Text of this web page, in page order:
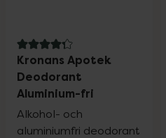
4.3 av 5 i omdöme
Kronans Apotek
Deodorant
Aluminium-fri
Alkohol- och
aluminiumfri deodorant